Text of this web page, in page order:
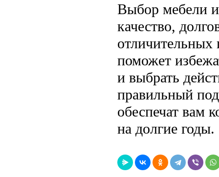
Выбор мебели
качество,
отличительных
поможет
и выбрать
правильный
обеспечат вам
на долгие годы.